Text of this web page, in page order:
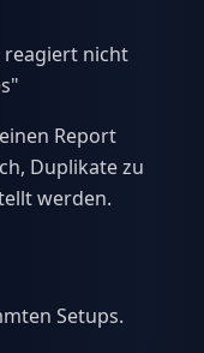
reagiert nicht
Report
Duplikate zu
werden.
Setups.